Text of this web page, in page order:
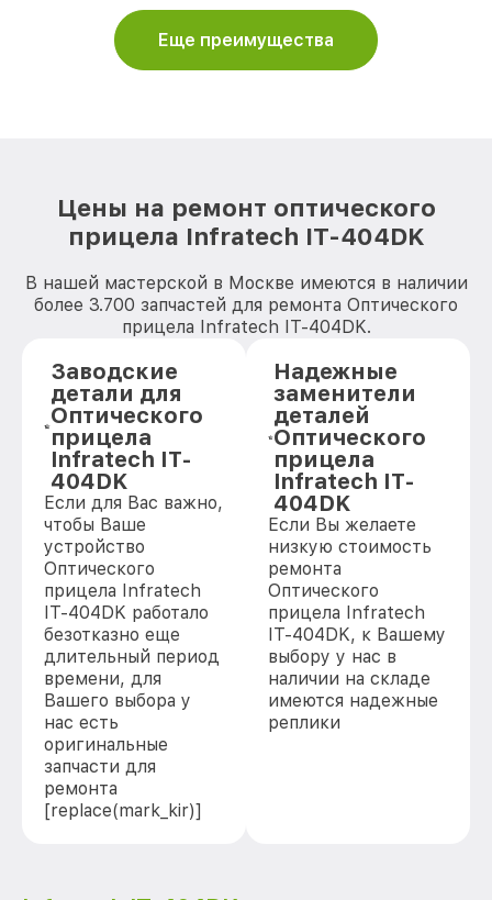
Еще преимущества
Цены на ремонт оптического
прицела Infratech IT-404DK
В нашей мастерской в Москве имеются в наличии
более 3.700 запчастей для ремонта Оптического
прицела Infratech IT-404DK.
Заводские
детали для
Оптического
прицела
Infratech IT-
404DK
Если для Вас важно,
чтобы Ваше
устройство
Оптического
прицела Infratech
IT-404DK работало
безотказно еще
длительный период
времени, для
Вашего выбора у
нас есть
оригинальные
запчасти для
ремонта
[replace(mark_kir)]
Надежные
заменители
деталей
Оптического
прицела
Infratech IT-
404DK
Если Вы желаете
низкую стоимость
ремонта
Оптического
прицела Infratech
IT-404DK, к Вашему
выбору у нас в
наличии на складе
имеются надежные
реплики